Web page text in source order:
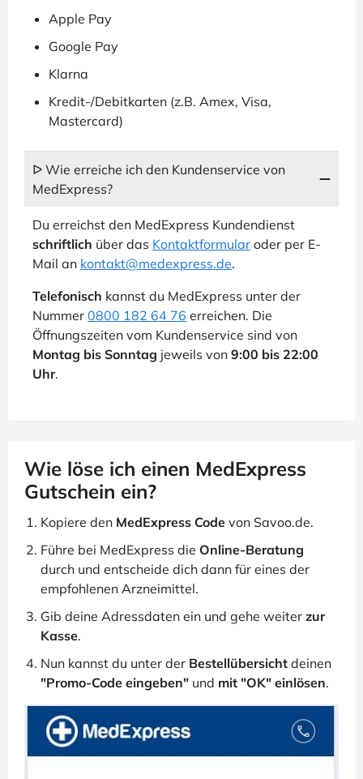
Apple Pay
Google Pay
Klarna
Kredit-/Debitkarten (z.B. Amex, Visa,
Mastercard)
ᐅ Wie erreiche ich den Kundenservice von
MedExpress?
Du erreichst den MedExpress Kundendienst
schriftlich über das Kontaktformular oder per E-
Mail an kontakt@medexpress.de.
Telefonisch kannst du MedExpress unter der
Nummer 0800 182 64 76 erreichen. Die
Öffnungszeiten vom Kundenservice sind von
Montag bis Sonntag jeweils von 9:00 bis 22:00
Uhr.
Wie löse ich einen MedExpress
Gutschein ein?
Kopiere den MedExpress Code von Savoo.de.
Führe bei MedExpress die Online-Beratung
durch und entscheide dich dann für eines der
empfohlenen Arzneimittel.
Gib deine Adressdaten ein und gehe weiter zur
Kasse.
Nun kannst du unter der Bestellübersicht deinen
"Promo-Code eingeben" und mit "OK" einlösen.